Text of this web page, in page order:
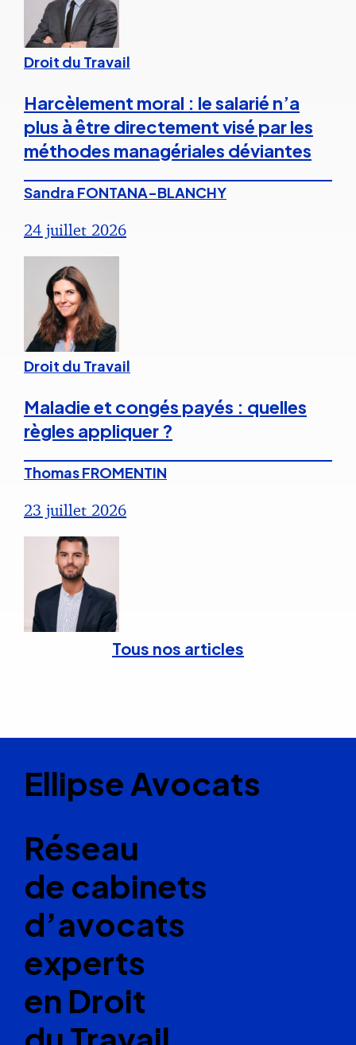
Droit du Travail
Harcèlement moral : le salarié n’a
plus à être directement visé par les
méthodes managériales déviantes
Sandra FONTANA-BLANCHY
24 juillet 2026
Droit du Travail
Maladie et congés payés : quelles
règles appliquer ?
Thomas FROMENTIN
23 juillet 2026
Tous nos articles
Ellipse Avocats
Réseau
de cabinets
d’avocats
experts
en Droit